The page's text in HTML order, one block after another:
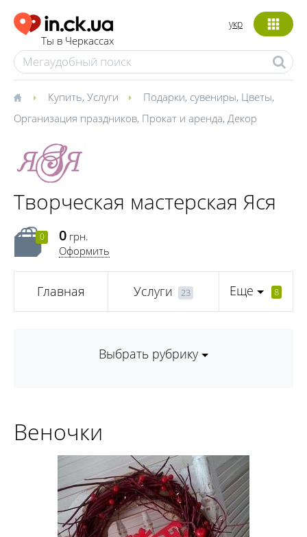
Ты в Черкассах
укр
Купить, Услуги Подарки, сувениры, Цветы,
Организация праздников, Прокат и аренда, Декор
Творческая мастерская Яся
0 0 грн.
Оформить
Главная Услуги 23 Еще 8
Выбрать рубрику
Веночки